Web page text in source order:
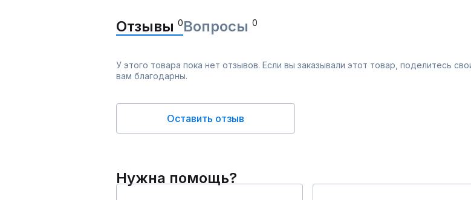
Отзывы 0Вопросы 0
У этого товара пока нет отзывов. Если вы заказывали этот товар, поделитесь
вам благодарны.
Оставить отзыв
Нужна помощь?